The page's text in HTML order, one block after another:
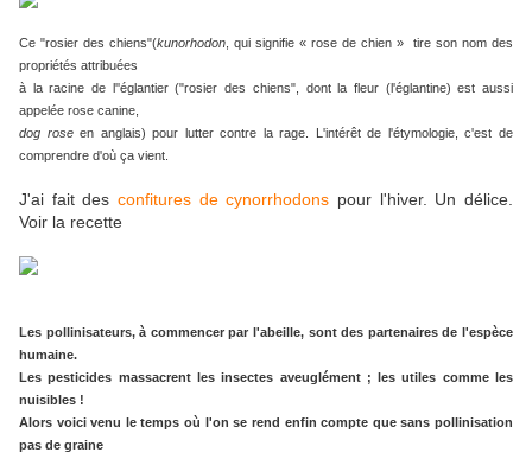
Ce "rosier des chiens"(kunorhodon , qui signifie « rose de chien » tire son nom des
propriétés attribuées
à la racine de l''églantier ("rosier des chiens", dont la fleur (l'églantine) est aussi
appelée rose canine,
dog roseen anglais) pour lutter contre la rage. L'intérêt de l'étymologie, c'est de
comprendre d'où ça vient.
J'ai fait des confitures de cynorrhodons pour l'hiver. Un délice.
Voir la recette
Les pollinisateurs, à commencer par l'abeille, sont des partenaires de l'espèce
humaine.
Les pesticides massacrent les insectes aveuglément ; les utiles comme les
nuisibles !
Alors voici venu le temps où l'on se rend enfin compte que sans pollinisation
pas de graine